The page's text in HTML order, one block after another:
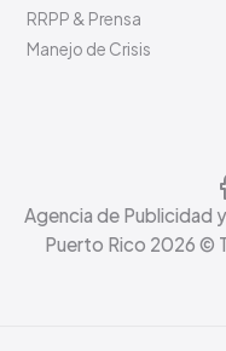
RRPP & Prensa
Manejo de Crisis
Agencia de Publicidad
Puerto Rico 2026 ©